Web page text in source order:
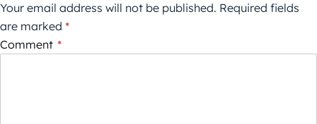
Your email address will not be published. Required fields
are marked *
Comment *